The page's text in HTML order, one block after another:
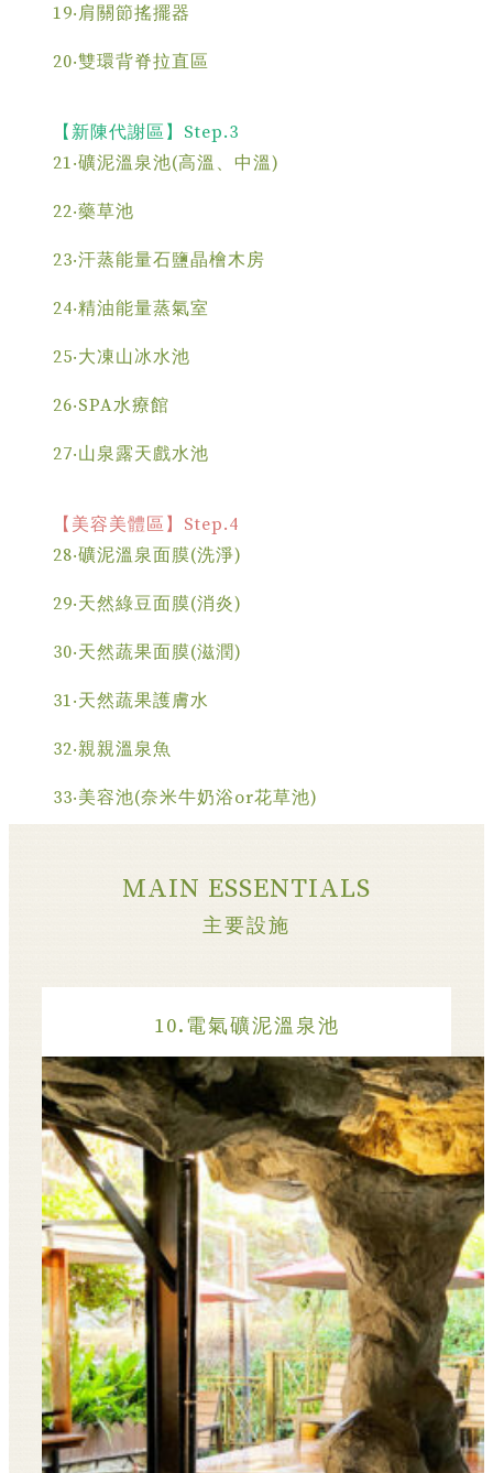
19‧肩關節搖擺器
20‧雙環背脊拉直區
【新陳代謝區】Step.3
21‧礦泥溫泉池(高溫、中溫)
22‧藥草池
23‧汗蒸能量石鹽晶檜木房
24‧精油能量蒸氣室
25‧大凍山冰水池
26‧SPA水療館
27‧山泉露天戲水池
【美容美體區】Step.4
28‧礦泥溫泉面膜(洗淨)
29‧天然綠豆面膜(消炎)
30‧天然蔬果面膜(滋潤)
31‧天然蔬果護膚水
32‧親親溫泉魚
33‧美容池(奈米牛奶浴or花草池)
MAIN ESSENTIALS
主要設施
10.電氣礦泥溫泉池